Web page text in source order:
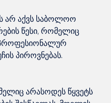
არ აქვს საბოლოო
წესი, რომელიც
არასოდეს წყვეტს